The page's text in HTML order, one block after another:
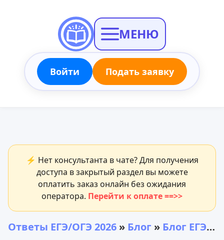
МЕНЮ
Войти Подать заявку
⚡ Нет консультанта в чате? Для получения
доступа в закрытый раздел вы можете
оплатить заказ онлайн без ожидания
оператора. Перейти к оплате ==>>
Ответы ЕГЭ/ОГЭ 2026 » Блог » Блог ЕГЭ 2026